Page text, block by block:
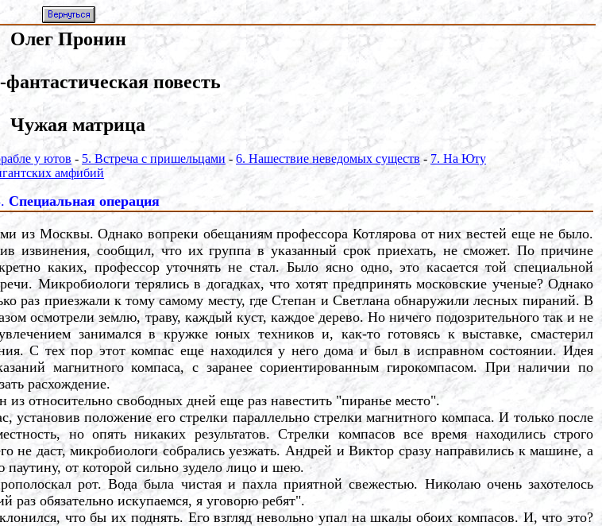
Олег Пронин
повесть
матрица
у ютов - 5. Встреча с пришельцами - 6. Нашествие неведомых существ - 7. На Юту
амфибий
Специальная операция
из Москвы. Однако вопреки обещаниям профессора Котлярова от них вестей еще не было.
извинения, сообщил, что их группа в указанный срок приехать, не сможет. По причине
каких, профессор уточнять не стал. Было ясно одно, это касается той специальной
Микробиологи терялись в догадках, что хотят предпринять московские ученые? Однако
раз приезжали к тому самому месту, где Степан и Светлана обнаружили лесных пираний. В
осмотрели землю, траву, каждый куст, каждое дерево. Но ничего подозрительного так и не
занимался в кружке юных техников и, как-то готовясь к выставке, смастерил
С тех пор этот компас еще находился у него дома и был в исправном состоянии. Идея
магнитного компаса, с заранее сориентированным гирокомпасом. При наличии по
расхождение.
свободных дней еще раз навестить "пиранье место".
положение его стрелки параллельно стрелки магнитного компаса. И только после
но опять никаких результатов. Стрелки компасов все время находились строго
не даст, микробиологи собрались уезжать. Андрей и Виктор сразу направились к машине, а
от которой сильно зудело лицо и шею.
рот. Вода была чистая и пахла приятной свежестью. Николаю очень захотелось
обязательно искупаемся, я уговорю ребят".
что бы их поднять. Его взгляд невольно упал на шкалы обоих компасов. И, что это?